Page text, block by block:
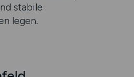
stabile
legen.